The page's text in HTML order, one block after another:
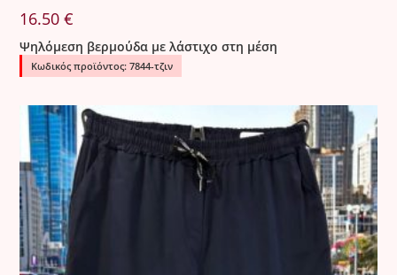
16.50€
Ψηλόμεση βερμούδα με λάστιχο στη μέση
Κωδικός προϊόντος: 7844-τζιν